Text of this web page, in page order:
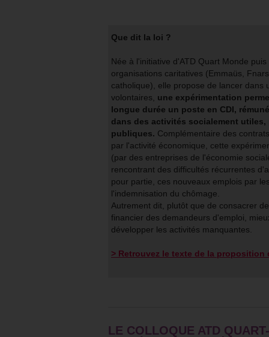
Que dit la loi ?
Née à l'initiative d'ATD Quart Monde
organisations caritatives (Emmaüs,
catholique), elle propose de lancer dans
volontaires, une expérimentation
longue durée un poste en CDI,
dans des activités socialement
publiques. Complémentaire des
par l'activité économique, cette
(par des entreprises de l'économie
rencontrant des difficultés récurrentes
pour partie, ces nouveaux emplois par
l'indemnisation du chômage.
Autrement dit, plutôt que de consacrer
financier des demandeurs d'emploi,
développer les activités manquantes.
> Retrouvez le texte de la proposition
LE COLLOQUE ATD